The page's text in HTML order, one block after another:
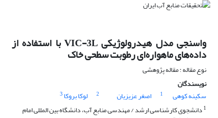
واسنجی مدل هیدرولوژیکی VIC-3L با استفاده از
داده‌های ماهواره‌ای رطوبت سطحی خاک
نوع مقاله : مقاله پژوهشی
نویسندگان
سکینه کوهی
1 اصغر عزیزیان 2 لوکا بروکا 3
1 دانشجوی کارشناسی ارشد / مهندسی منابع آب، دانشگاه بین المللی امام